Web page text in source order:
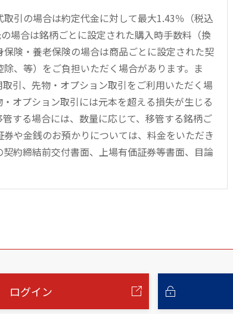
引の場合は約定代金に対して最大1.43％（税込
場合は銘柄ごとに設定された購入時手数料（換
険・養老保険の場合は商品ごとに設定された契
、等）をご負担いただく場合があります。ま
引、先物・オプション取引をご利用いただく場
オプション取引には元本を超える損失が生じる
する場合には、数量に応じて、移管する銘柄ご
や金銭のお預かりについては、料金をいただき
約締結前交付書面、上場有価証券等書面、目論
ログイン